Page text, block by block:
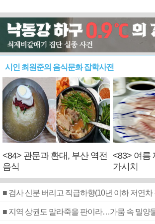
시인 최원준의 음식문화 잡학사전
<84> 관문과 환대, 부산 역전
음식
<83> 여름
가시치
■ 지역 상권도 말라죽을 판이라…가뭄 속 밀양